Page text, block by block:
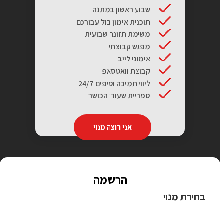
שבוע ראשון במתנה
תוכנית אימון בול עבורכם
משימת תזונה שבועית
מפגש קבוצתי
אימוני לייב
קבוצת וואטסאפ
ליווי תמיכה וטיפים 24/7
ספריית שעורי הכושר
אני רוצה מנוי
הרשמה
בחירת מנוי